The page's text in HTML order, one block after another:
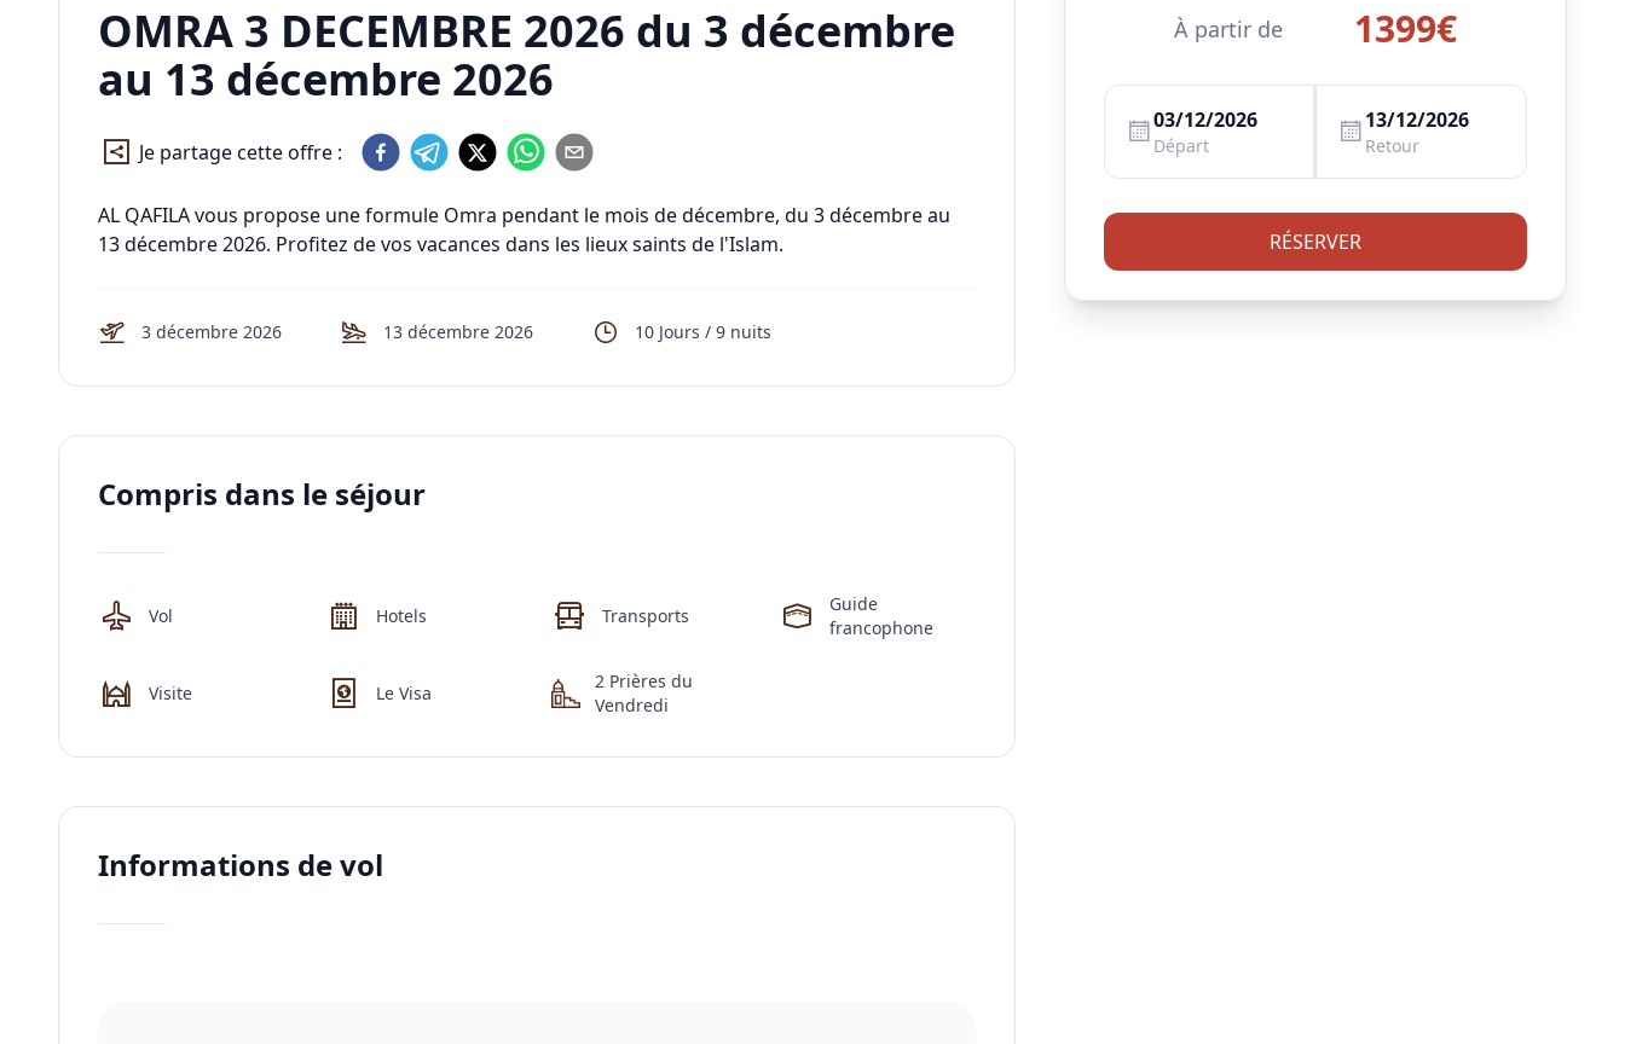
OMRA 3 DECEMBRE 2026 du 3 décembre
au 13 décembre 2026
Je partage cette offre :
AL QAFILA vous propose une formule Omra pendant le mois de décembre, du 3 décembre au
13 décembre 2026. Profitez de vos vacances dans les lieux saints de l'Islam.
3 décembre 2026 13 décembre 2026 10 Jours / 9 nuits
Compris dans le séjour
Vol Hotels Transports
Guide
francophone
Visite Le Visa
2 Prières du
Vendredi
Informations de vol
À partir de 1399€
03/12/2026
Départ
13/12/2026
Retour
RÉSERVER